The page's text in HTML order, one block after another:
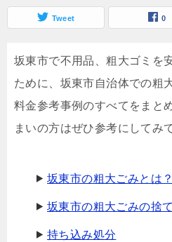
Tweet 0
坂東市で不用品、粗大ゴミを
ために、坂東市自治体での粗
料金参考事例のすべてをまと
まいの方はぜひ参考にしてみ
坂東市の粗大ごみとは？
坂東市の粗大ごみの捨
持ち込み処分